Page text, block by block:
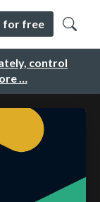
control
…
for free